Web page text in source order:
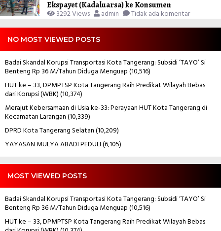
Ekspayet (Kadaluarsa) ke Konsumen
3292 Views admin Tidak ada komentar
NO MOST VIEWED POSTS
Badai Skandal Korupsi Transportasi Kota Tangerang: Subsidi ‘TAYO’ Si
Benteng Rp 36 M/Tahun Diduga Menguap(10,516)
HUT ke – 33, DPMPTSP Kota Tangerang Raih Predikat Wilayah Bebas
dari Korupsi (WBK)(10,374)
Merajut Kebersamaan di Usia ke-33: Perayaan HUT Kota Tangerang di
Kecamatan Larangan(10,339)
DPRD Kota Tangerang Selatan(10,209)
YAYASAN MULYA ABADI PEDULI(6,105)
MOST VIEWED POSTS
Badai Skandal Korupsi Transportasi Kota Tangerang: Subsidi ‘TAYO’ Si
Benteng Rp 36 M/Tahun Diduga Menguap(10,516)
HUT ke – 33, DPMPTSP Kota Tangerang Raih Predikat Wilayah Bebas